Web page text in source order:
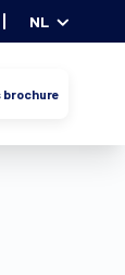
NL
brochure